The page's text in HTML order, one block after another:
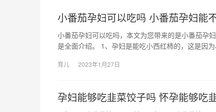
小番茄孕妇可以吃吗 小番茄孕妇能
小番茄孕妇可以吃吗，本文为您带来的是小番茄孕
是全面介绍。 1、孕妇是能吃小西红柿的，这是因
育儿 2023年1月27日
孕妇能够吃韭菜饺子吗 怀孕能够吃